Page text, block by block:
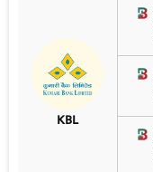
KBL